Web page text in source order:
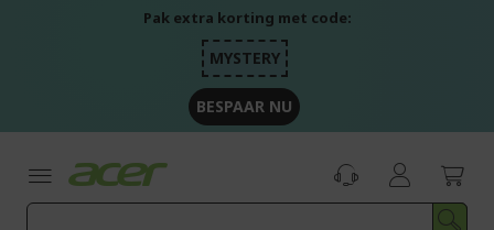
Pak extra korting met code:
MYSTERY
BESPAAR NU